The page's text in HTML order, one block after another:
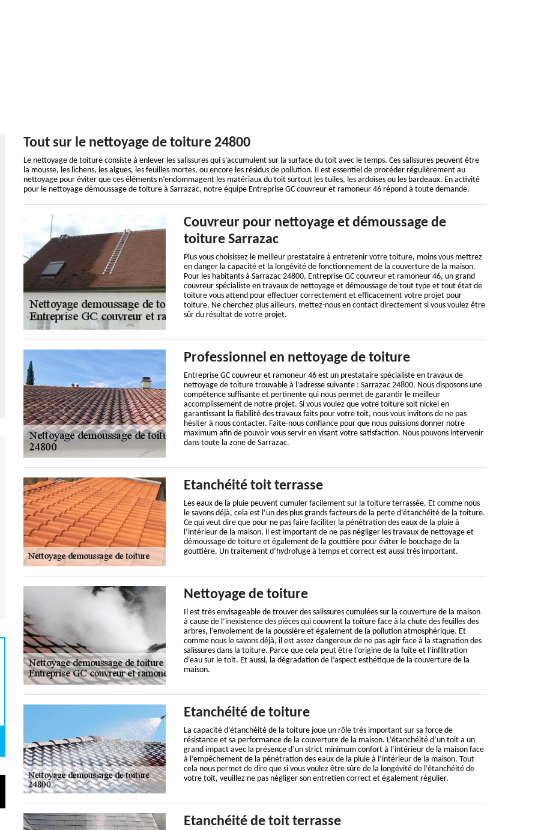
Tout sur le nettoyage de toiture 24800
Le nettoyage de toiture consiste à enlever les salissures qui s’accumulent sur la surface du toit avec le temps. Ces salissures peuvent être
la mousse, les lichens, les algues, les feuilles mortes, ou encore les résidus de pollution. Il est essentiel de procéder régulièrement au
nettoyage pour éviter que ces éléments n’endommagent les matériaux du toit surtout les tuiles, les ardoises ou les bardeaux. En activité
pour le nettoyage démoussage de toiture à Sarrazac, notre équipe Entreprise GC couvreur et ramoneur 46 répond à toute demande.
Couvreur pour nettoyage et démoussage de
toiture Sarrazac
Plus vous choisissez le meilleur prestataire à entretenir votre toiture, moins vous mettrez
en danger la capacité et la longévité de fonctionnement de la couverture de la maison.
Pour les habitants à Sarrazac 24800, Entreprise GC couvreur et ramoneur 46, un grand
couvreur spécialiste en travaux de nettoyage et démoussage de tout type et tout état de
toiture vous attend pour effectuer correctement et efficacement votre projet pour
toiture. Ne cherchez plus ailleurs, mettez-nous en contact directement si vous voulez être
sûr du résultat de votre projet.
Professionnel en nettoyage de toiture
Entreprise GC couvreur et ramoneur 46 est un prestataire spécialiste en travaux de
nettoyage de toiture trouvable à l’adresse suivante : Sarrazac 24800. Nous disposons une
compétence suffisante et pertinente qui nous permet de garantir le meilleur
accomplissement de notre projet. Si vous voulez que votre toiture soit nickel en
garantissant la fiabilité des travaux faits pour votre toit, nous vous invitons de ne pas
hésiter à nous contacter. Faite-nous confiance pour que nous puissions donner notre
maximum afin de pouvoir vous servir en visant votre satisfaction. Nous pouvons intervenir
dans toute la zone de Sarrazac.
Etanchéité toit terrasse
Les eaux de la pluie peuvent cumuler facilement sur la toiture terrassée. Et comme nous
le savons déjà, cela est l’un des plus grands facteurs de la perte d’étanchéité de la toiture.
Ce qui veut dire que pour ne pas faire faciliter la pénétration des eaux de la pluie à
l’intérieur de la maison, il est important de ne pas négliger les travaux de nettoyage et
démoussage de toiture et également de la gouttière pour éviter le bouchage de la
gouttière. Un traitement d’hydrofuge à temps et correct est aussi très important.
Nettoyage de toiture
Il est très envisageable de trouver des salissures cumulées sur la couverture de la maison
à cause de l’inexistence des pièces qui couvrent la toiture face à la chute des feuilles des
arbres, l’envolement de la poussière et également de la pollution atmosphérique. Et
comme nous le savons déjà, il est assez dangereux de ne pas agir face à la stagnation des
salissures dans la toiture. Parce que cela peut être l’origine de la fuite et l’infiltration
d’eau sur le toit. Et aussi, la dégradation de l’aspect esthétique de la couverture de la
maison.
Etanchéité de toiture
La capacité d’étanchéité de la toiture joue un rôle très important sur sa force de
résistance et sa performance de la couverture de la maison. L’étanchéité d’un toit a un
grand impact avec la présence d’un strict minimum confort à l’intérieur de la maison face
à l’empêchement de la pénétration des eaux de la pluie à l’intérieur de la maison. Tout
cela nous permet de dire que si vous voulez être sûre de la longévité de l’étanchéité de
votre toit, veuillez ne pas négliger son entretien correct et également régulier.
Etanchéité de toit terrasse